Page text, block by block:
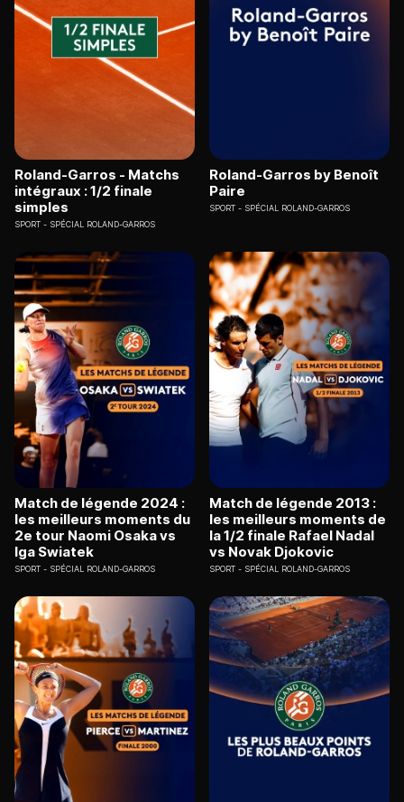
Roland-Garros - Matchs
intégraux : 1/2 finale
simples
SPORT SPÉCIAL ROLAND-GARROS
Roland-Garros by Benoît
Paire
SPORT SPÉCIAL ROLAND-GARROS
Match de légende 2024 :
les meilleurs moments du
2e tour Naomi Osaka vs
Iga Swiatek
SPORT SPÉCIAL ROLAND-GARROS
Match de légende 2013 :
les meilleurs moments de
la 1/2 finale Rafael Nadal
vs Novak Djokovic
SPORT SPÉCIAL ROLAND-GARROS